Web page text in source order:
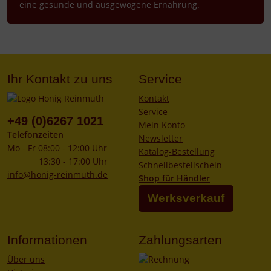
eine gesunde und ausgewogene Ernährung.
Ihr Kontakt zu uns
+49 (0)6267 1021
Telefonzeiten
Mo - Fr 08:00 - 12:00 Uhr
13:30 - 17:00 Uhr
info@honig-reinmuth.de
Service
Kontakt
Service
Mein Konto
Newsletter
Katalog-Bestellung
Schnellbestellschein
Shop für Händler
Werksverkauf
Informationen
Über uns
Zahlungsarten